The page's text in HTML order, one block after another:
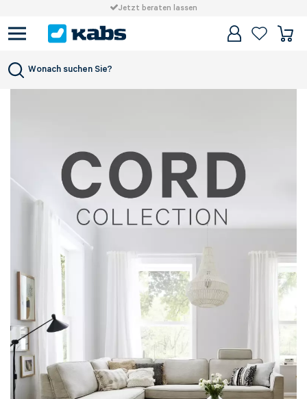
Jetzt beraten lassen